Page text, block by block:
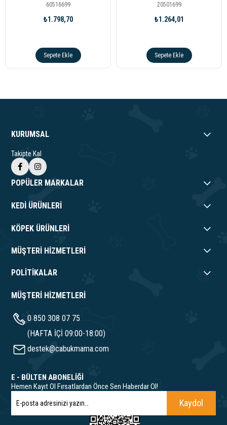
60516699
₺1.798,70
Sepete Ekle
20501699
₺1.264,01
Sepete Ekle
KURUMSAL
Takipte Kal
POPÜLER MARKALAR
KEDİ ÜRÜNLERİ
KÖPEK ÜRÜNLERİ
MÜŞTERİ HİZMETLERİ
POLİTİKALAR
MÜŞTERİ HİZMETLERİ
0 850 308 07 75
(HAFTA İÇİ 09:00-18:00)
destek@cabukmama.com
E - BÜLTEN ABONELİĞİ
Hemen Kayıt Ol Fırsatlardan Önce Sen Haberdar Ol!
Kaydol